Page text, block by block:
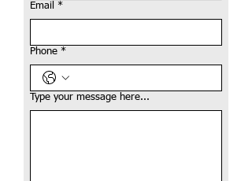
Email *
Phone *
Type your message here...